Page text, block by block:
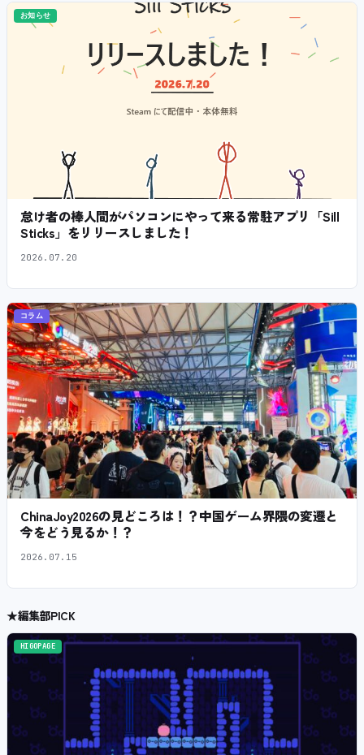
お知らせ
怠け者の棒人間がパソコンにやって来る常駐アプリ「Sill
Sticks」をリリースしました！
2026.07.20
コラム
ChinaJoy2026の見どころは！？中国ゲーム界隈の変遷と
今をどう見るか！？
2026.07.15
★編集部PICK
HIGOPAGE